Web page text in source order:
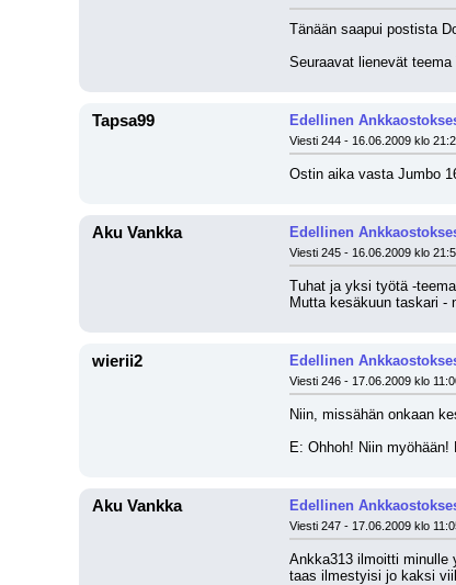
Tänään saapui postista
Seuraavat lienevät
Tapsa99 Edellinen
Viesti 244 - 16.06.2009 klo
Ostin aika vasta Jumbo
Aku Vankka Edellinen
Viesti 245 - 16.06.2009 klo
Tuhat ja yksi työtä -
Mutta kesäkuun taskari -
wierii2 Edellinen
Viesti 246 - 17.06.2009 klo
Niin, missähän onkaan
E: Ohhoh! Niin
Aku Vankka Edellinen
Viesti 247 - 17.06.2009 klo
Ankka313 ilmoitti minulle
taas ilmestyisi jo kaksi